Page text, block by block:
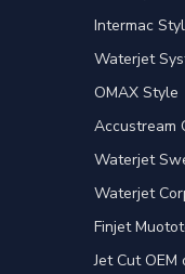
Intermac
Waterjet
OMAX Style
Accustream
Waterjet
Waterjet
Finjet
Jet Cut